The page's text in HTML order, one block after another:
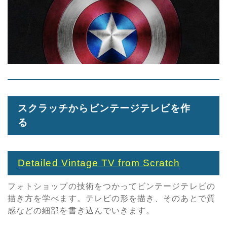
スクラッチからビンテージテレビを作
る
Detailed Vintage TV from Scratch
フォトショップの技術をつかってビンテージテレビの
描き方を学べます。テレビの形を描き、そのあとで質
感などの細部を書き込んでいきます。